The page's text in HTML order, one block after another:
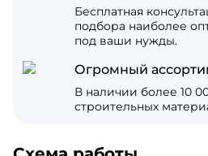
Бесплатная
подбора наиболее
под ваши нужды.
Огромный
В наличии более 10
строительных